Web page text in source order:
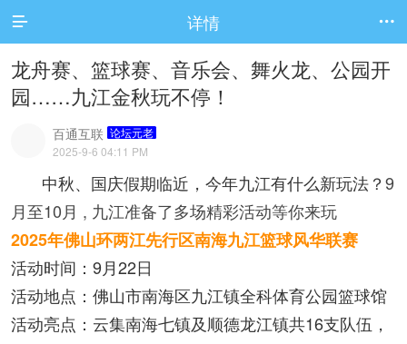
 详情 
龙舟赛、篮球赛、音乐会、舞火龙、公园开
园……九江金秋玩不停！
百通互联 论坛元老
2025-9-6 04:11 PM
中秋、国庆假期临近，今年九江有什么新玩法？9
月至10月 , 九江准备了多场精彩活动等你来玩
2025年佛山环两江先行区南海九江篮球风华联赛
活动时间：9月22日
活动地点：佛山市南海区九江镇全科体育公园篮球馆
活动亮点：云集南海七镇及顺德龙江镇共16支队伍，